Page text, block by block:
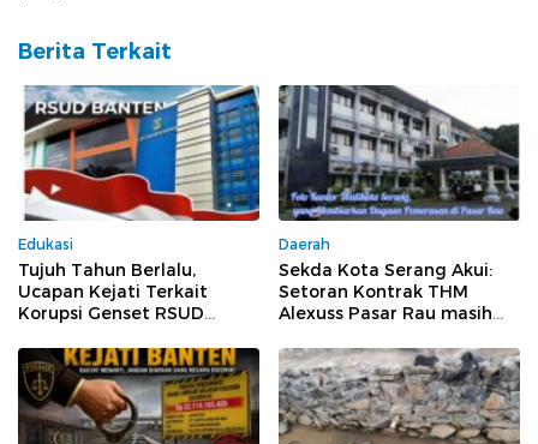
Berita Terkait
Edukasi
Tujuh Tahun Berlalu,
Ucapan Kejati Terkait
Korupsi Genset RSUD
Melenggang Bebas Tak
Tersentuh Hukum
Daerah
Sekda Kota Serang Akui:
Setoran Kontrak THM
Alexuss Pasar Rau masih